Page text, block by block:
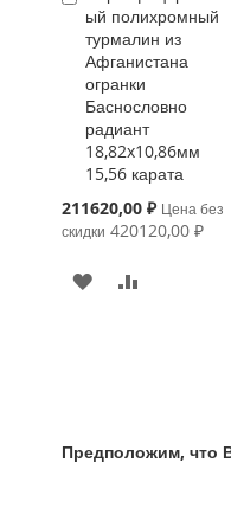
ый полихромный
турмалин из
Афганистана
огранки
Баснословно
радиант
18,82x10,86мм
15,56 карата
Special
211620,00 ₽ Цена без
скидки 420120,00 ₽
В
Предположим, что